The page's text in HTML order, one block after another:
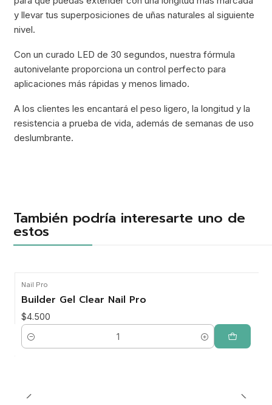
y llevar tus superposiciones de uñas naturales al siguiente
nivel.
Con un curado LED de 30 segundos, nuestra fórmula
autonivelante proporciona un control perfecto para
aplicaciones más rápidas y menos limado.
A los clientes les encantará el peso ligero, la longitud y la
resistencia a prueba de vida, además de semanas de uso
deslumbrante.
También podría interesarte uno de
estos
Nail Pro
Builder Gel Clear Nail Pro
$4.500
Cantidad